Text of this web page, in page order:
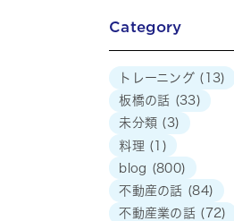
Category
トレーニング (13)
板橋の話 (33)
未分類 (3)
料理 (1)
blog (800)
不動産の話 (84)
不動産業の話 (72)